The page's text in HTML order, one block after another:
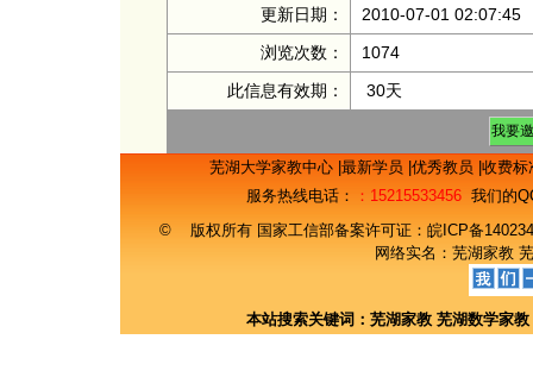
更新日期：
2010-07-01 02:07:45
浏览次数：
1074
此信息有效期：
30天
芜湖大学家教中心 最新学员 优秀教员 收费
服务热线电话：
：15215533456 我们的
© 版权所有 国家工信部备案许可证： 皖ICP备
网络实名： 芜湖家教
本站搜索关键词： 芜湖家教 芜湖数学家教